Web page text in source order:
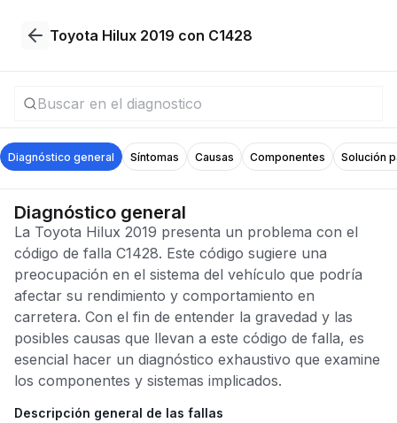
Toyota Hilux 2019 con C1428
Diagnóstico general Síntomas Causas Componentes Solución
Diagnóstico general
La Toyota Hilux 2019 presenta un problema con el
código de falla C1428. Este código sugiere una
preocupación en el sistema del vehículo que podría
afectar su rendimiento y comportamiento en
carretera. Con el fin de entender la gravedad y las
posibles causas que llevan a este código de falla, es
esencial hacer un diagnóstico exhaustivo que examine
los componentes y sistemas implicados.
Descripción general de las fallas